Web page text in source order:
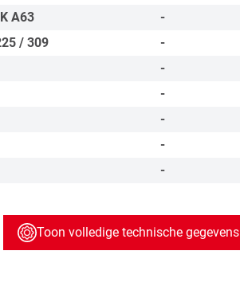
A63 -
/ 309 -
-
-
-
-
-
Toon volledige technische gegevens